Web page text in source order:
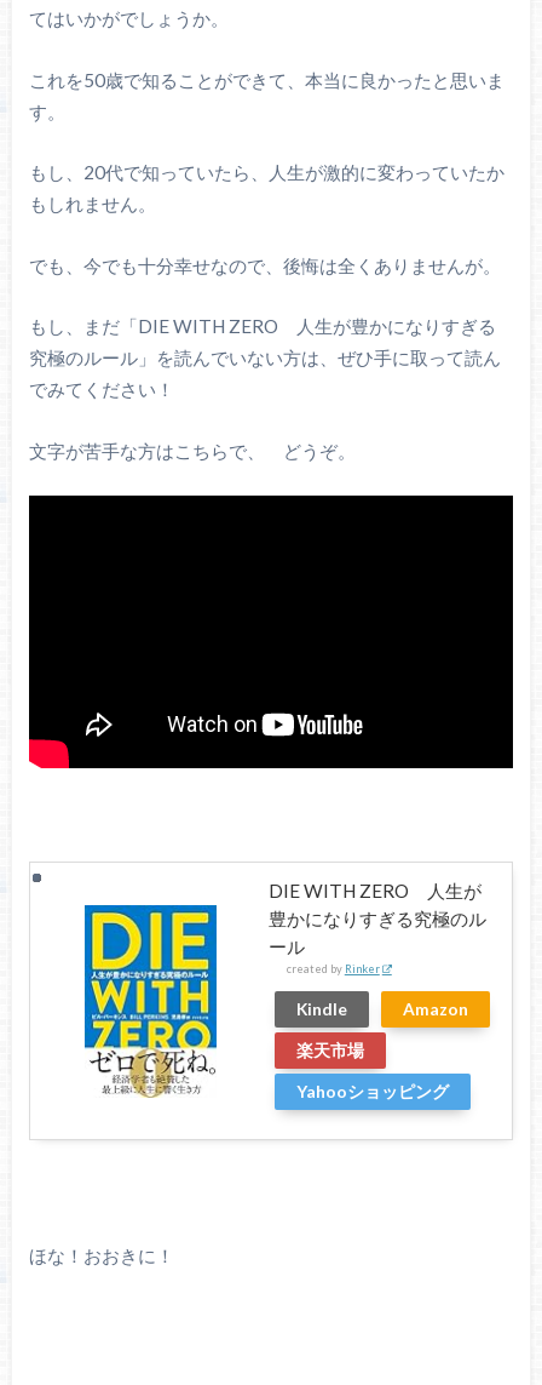
てはいかがでしょうか。
これを50歳で知ることができて、本当に良かったと思いま
す。
もし、20代で知っていたら、人生が激的に変わっていたか
もしれません。
でも、今でも十分幸せなので、後悔は全くありませんが。
もし、まだ「DIE WITH ZERO 人生が豊かになりすぎる
究極のルール」を読んでいない方は、ぜひ手に取って読ん
でみてください！
文字が苦手な方はこちらで、 どうぞ。
DIE WITH ZERO 人生が
豊かになりすぎる究極のル
ール
created by Rinker
Kindle
Amazon
楽天市場
Yahooショッピング
ほな！おおきに！